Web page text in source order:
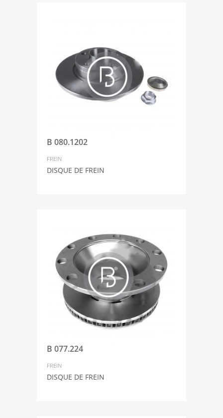
B 080.1202
FREIN
DISQUE DE FREIN
B 077.224
FREIN
DISQUE DE FREIN